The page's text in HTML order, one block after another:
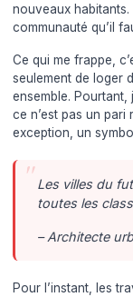
nouveaux habitants.
communauté qu’il
Ce qui me frappe,
seulement de loger
ensemble. Pourtant,
ce n’est pas un
exception, un
Les villes du
toutes les
– Architecte
Pour l’instant, les